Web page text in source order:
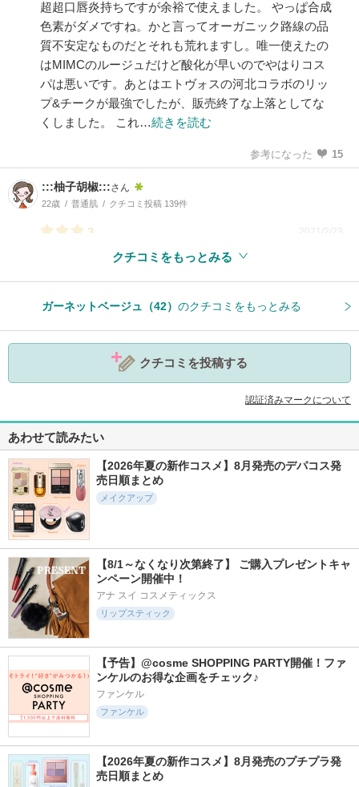
超超口唇炎持ちですが余裕で使えました。 やっぱ合成
色素がダメですね。かと言ってオーガニック路線の品
質不安定なものだとそれも荒れますし。唯一使えたの
はMIMCのルージュだけど酸化が早いのでやはりコス
パは悪いです。あとはエトヴォスの河北コラボのリッ
プ&チークが最強でしたが、販売終了な上落としてな
くしました。 これ…続きを読む
参考になった 15
:::柚子胡椒:::さん
22歳 普通肌 クチコミ投稿 139件
3 2021/2/23
クチコミをもっとみる
ガーネットベージュ（42） のクチコミをもっとみる
クチコミを投稿する
認証済みマークについて
あわせて読みたい
【2026年夏の新作コスメ】8月発売のデパコス発
売日順まとめ
メイクアップ
【8/1～なくなり次第終了】 ご購入プレゼントキャ
ンペーン開催中！
アナ スイ コスメティックス
リップスティック
【予告】@cosme SHOPPING PARTY開催！ファ
ンケルのお得な企画をチェック♪
ファンケル
ファンケル
【2026年夏の新作コスメ】8月発売のプチプラ発
売日順まとめ